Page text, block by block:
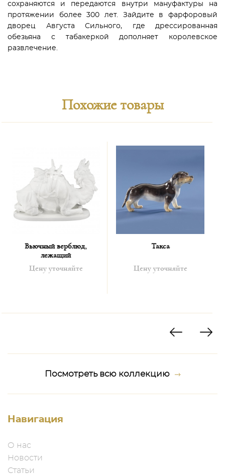
сохраняются и передаются внутри мануфактуры на
протяжении более 300 лет. Зайдите в фарфоровый
дворец Августа Сильного, где дрессированная
обезьяна с табакеркой дополняет королевское
развлечение.
Похожие товары
Вьючный верблюд,
лежащий
Цену уточняйте
Такса
Цену уточняйте
Посмотреть всю коллекцию
Навигация
О нас
Новости
Статьи